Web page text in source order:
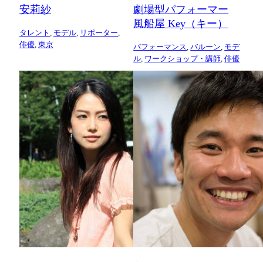
安莉紗
タレント , モデル, リポーター,
俳優, 東京
劇場型パフォーマー
風船屋 Key（キー）
パフォーマンス,バルーン, モデ
ル, ワークショップ・講師,俳優